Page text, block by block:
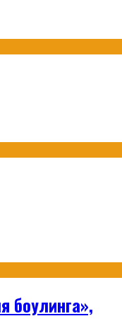
боулинга»,